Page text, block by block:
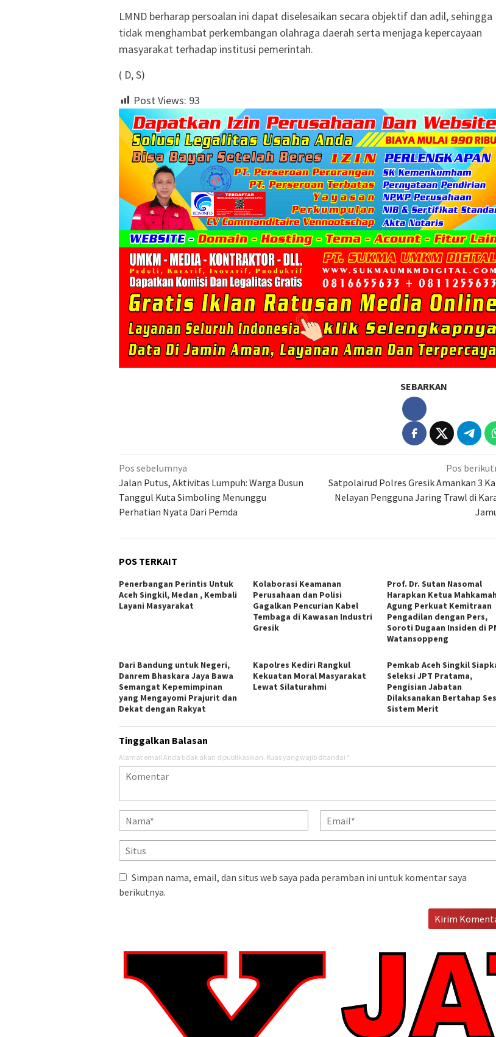
LMND berharap persoalan ini dapat diselesaikan secara objektif dan adil, sehingga
tidak menghambat perkembangan olahraga daerah serta menjaga kepercayaan
masyarakat terhadap institusi pemerintah.
( D, S)
Post Views: 93
SEBARKAN
Navigasi
pos
Pos sebelumnya
Jalan Putus, Aktivitas Lumpuh: Warga Dusun
Tanggul Kuta Simboling Menunggu
Perhatian Nyata Dari Pemda
Pos
Satpolairud Polres Gresik Amankan 3
Nelayan Pengguna Jaring Trawl di
POS TERKAIT
Penerbangan Perintis Untuk
Aceh Singkil, Medan , Kembali
Layani Masyarakat
Kolaborasi Keamanan
Perusahaan dan Polisi
Gagalkan Pencurian Kabel
Tembaga di Kawasan Industri
Gresik
Prof. Dr. Sutan Nasomal
Harapkan Ketua Mahkamah
Agung Perkuat Kemitraan
Pengadilan dengan Pers,
Soroti Dugaan Insiden di
Watansoppeng
Dari Bandung untuk Negeri,
Danrem Bhaskara Jaya Bawa
Semangat Kepemimpinan
yang Mengayomi Prajurit dan
Dekat dengan Rakyat
Kapolres Kediri Rangkul
Kekuatan Moral Masyarakat
Lewat Silaturahmi
Pemkab Aceh Singkil
Seleksi JPT Pratama,
Pengisian Jabatan
Dilaksanakan Bertahap
Sistem Merit
Tinggalkan Balasan
Alamat email Anda tidak akan dipublikasikan. Ruas yang wajib ditandai *
Simpan nama, email, dan situs web saya pada peramban ini untuk komentar saya
berikutnya.